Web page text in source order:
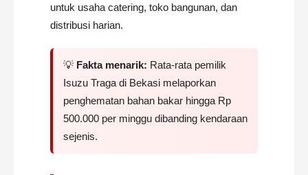
untuk usaha catering, toko bangunan, dan
distribusi harian.
💡 Fakta menarik: Rata-rata pemilik
Isuzu Traga di Bekasi melaporkan
penghematan bahan bakar hingga Rp
500.000 per minggu dibanding kendaraan
sejenis.